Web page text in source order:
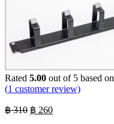
Rated 5.00 out of 5 based on
(1 customer review)
฿310 Original
฿ 260Current